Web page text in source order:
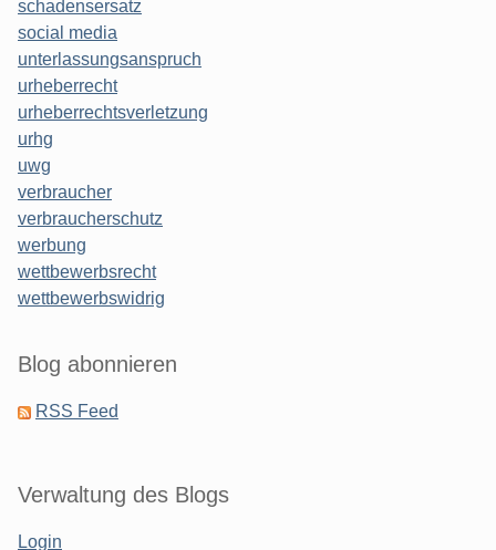
schadensersatz
social media
unterlassungsanspruch
urheberrecht
urheberrechtsverletzung
urhg
uwg
verbraucher
verbraucherschutz
werbung
wettbewerbsrecht
wettbewerbswidrig
Blog abonnieren
RSS Feed
Verwaltung des Blogs
Login